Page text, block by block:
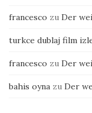
francesco zu Der
turkce dublaj film
francesco zu Der
bahis oyna zu Der